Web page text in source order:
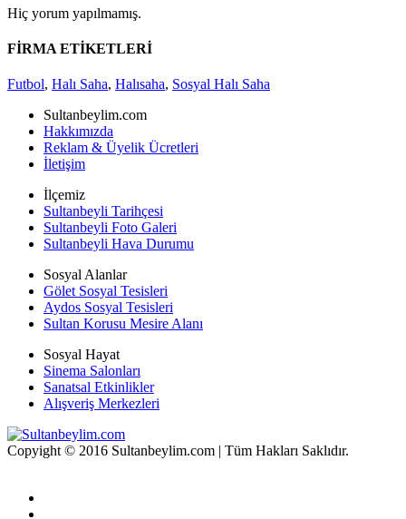
Hiç yorum yapılmamış.
FİRMA ETİKETLERİ
Futbol, Halı Saha, Halısaha, Sosyal Halı Saha
Sultanbeylim.com
Hakkımızda
Reklam & Üyelik Ücretleri
İletişim
İlçemiz
Sultanbeyli Tarihçesi
Sultanbeyli Foto Galeri
Sultanbeyli Hava Durumu
Sosyal Alanlar
Gölet Sosyal Tesisleri
Aydos Sosyal Tesisleri
Sultan Korusu Mesire Alanı
Sosyal Hayat
Sinema Salonları
Sanatsal Etkinlikler
Alışveriş Merkezleri
Copyight © 2016 Sultanbeylim.com | Tüm Hakları Saklıdır.